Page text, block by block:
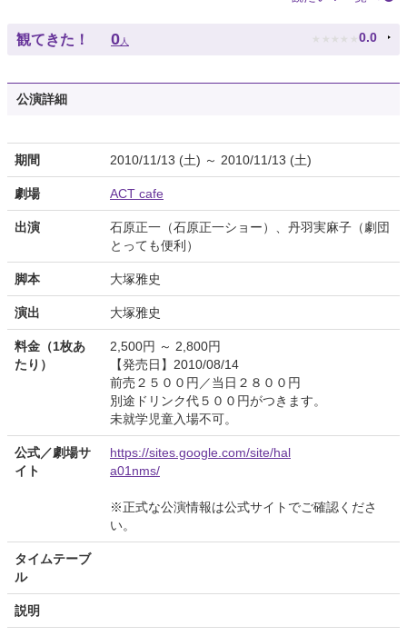
観てきた！ 0 人 ★ ★ ★ ★ ★ 0.0
公演詳細
期間 2010/11/13 (土) ～ 2010/11/13 (土)
劇場 ACT cafe
出演
石原正一（石原正一ショー）、丹羽実麻子（劇団
とっても便利）
脚本 大塚雅史
演出 大塚雅史
料金（1枚あ
たり）
2,500円 ～ 2,800円
【発売日】2010/08/14
前売２５００円／当日２８００円
別途ドリンク代５００円がつきます。
未就学児童入場不可。
公式／劇場サ
イト
https://sites.google.com/site/hal
a01nms/
※正式な公演情報は公式サイトでご確認くださ
い。
タイムテーブ
ル
説明